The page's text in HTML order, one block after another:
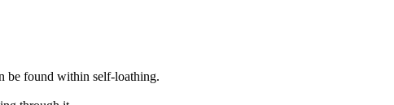
be found within self-loathing.